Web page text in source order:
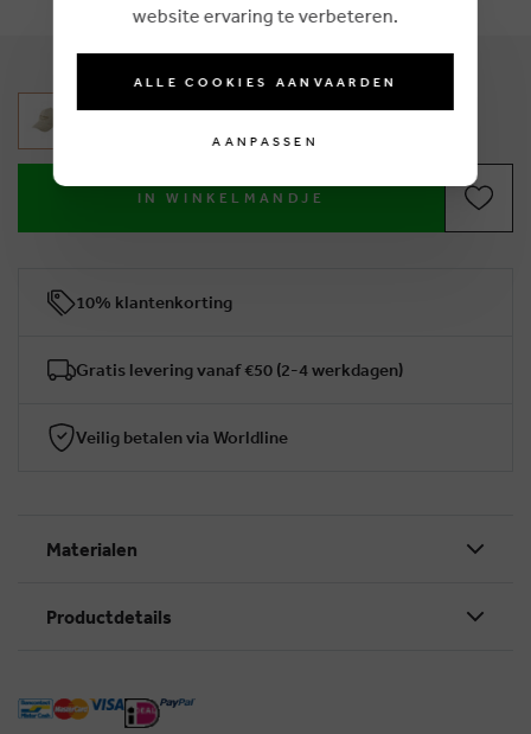
IN WINKELMANDJE
10% klantenkorting
Gratis levering vanaf €50 (2-4 werkdagen)
Veilig betalen via Worldline
Materialen
Productdetails
website ervaring te verbeteren.
ALLE COOKIES AANVAARDEN
AANPASSEN